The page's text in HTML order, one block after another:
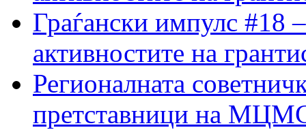
Граѓански импулс #18
активностите на
Регионалната
претставници на МЦМС